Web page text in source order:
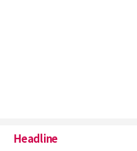
Headline